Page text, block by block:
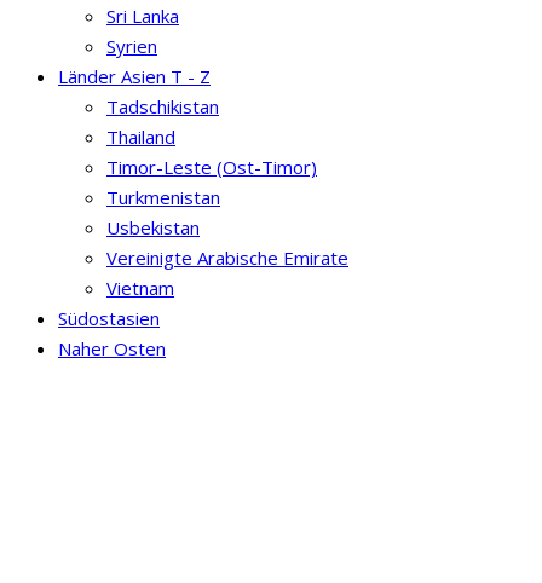
Sri Lanka
Syrien
Länder Asien T - Z
Tadschikistan
Thailand
Timor-Leste (Ost-Timor)
Turkmenistan
Usbekistan
Vereinigte Arabische Emirate
Vietnam
Südostasien
Naher Osten